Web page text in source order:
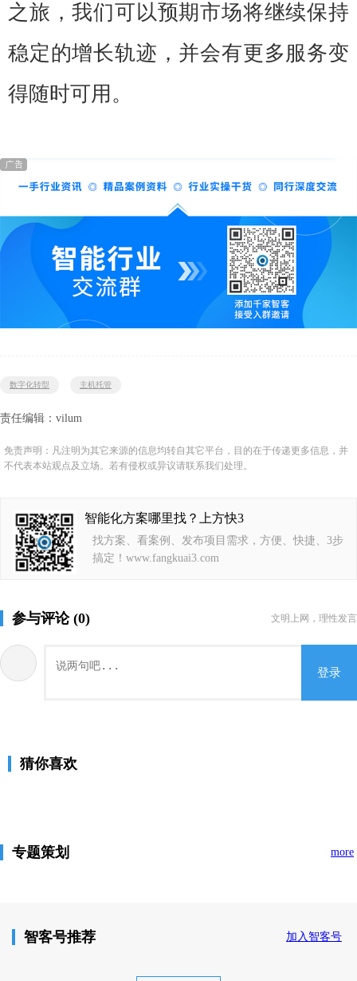
之旅，我们可以预期市场将继续保持
稳定的增长轨迹，并会有更多服务变
得随时可用。
数字化转型 主机托管
责任编辑：vilum
免责声明：凡注明为其它来源的信息均转自其它平台，目的在于传递更多信息，并
不代表本站观点及立场。若有侵权或异议请联系我们处理。
智能化方案哪里找？上方快3
找方案、看案例、发布项目需求，方便、快捷、3步
搞定！www.fangkuai3.com
参与评论 (0) 文明上网，理性发言
登录
猜你喜欢
专题策划 more
智客号推荐 加入智客号